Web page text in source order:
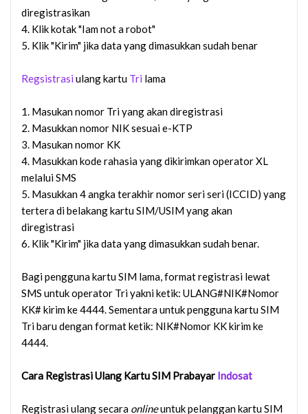
diregistrasikan
4. Klik kotak "Iam not a robot"
5. Klik "Kirim" jika data yang dimasukkan sudah benar
Regsistrasi ulang kartu Tri lama
1. Masukan nomor Tri yang akan diregistrasi
2. Masukkan nomor NIK sesuai e-KTP
3. Masukan nomor KK
4. Masukkan kode rahasia yang dikirimkan operator XL
melalui SMS
5. Masukkan 4 angka terakhir nomor seri seri (ICCID) yang
tertera di belakang kartu SIM/USIM yang akan
diregistrasi
6. Klik "Kirim" jika data yang dimasukkan sudah benar.
Bagi pengguna kartu SIM lama, format registrasi lewat
SMS untuk operator Tri yakni ketik: ULANG#NIK#Nomor
KK# kirim ke 4444. Sementara untuk pengguna kartu SIM
Tri baru dengan format ketik: NIK#Nomor KK kirim ke
4444.
Cara Registrasi Ulang Kartu SIM Prabayar Indosat
Registrasi ulang secara onlineuntuk pelanggan kartu SIM